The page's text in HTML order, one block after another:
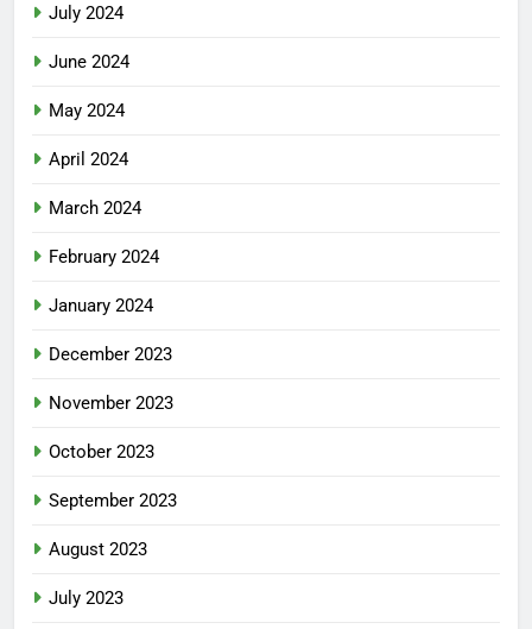
July 2024
June 2024
May 2024
April 2024
March 2024
February 2024
January 2024
December 2023
November 2023
October 2023
September 2023
August 2023
July 2023